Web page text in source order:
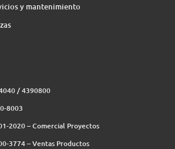
y mantenimiento
/ 4390800
8003
2020 – Comercial Proyectos
3774‬ – Ventas Productos